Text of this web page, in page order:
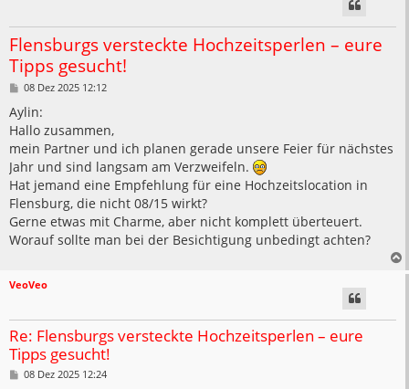
Flensburgs versteckte Hochzeitsperlen – eure
Tipps gesucht!
B
i
t
r
a
g
08 Dez 2025 12:12
Aylin:
Hallo zusammen,
mein Partner und ich planen gerade unsere Feier für nächstes
Jahr und sind langsam am Verzweifeln.
Hat jemand eine Empfehlung für eine Hochzeitslocation in
Flensburg, die nicht 08/15 wirkt?
Gerne etwas mit Charme, aber nicht komplett überteuert.
Worauf sollte man bei der Besichtigung unbedingt achten?
VeoVeo
Re: Flensburgs versteckte Hochzeitsperlen – eure
Tipps gesucht!
B08 Dez 2025 12:24